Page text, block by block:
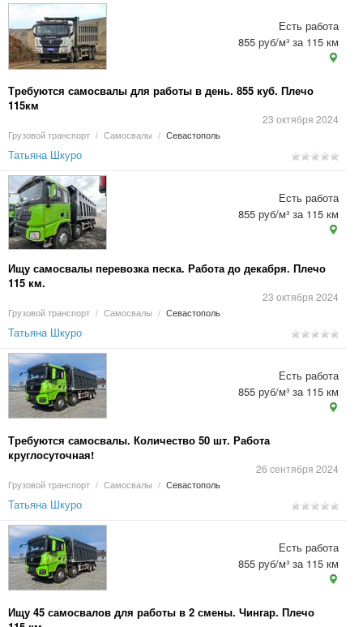
Требуются самосвалы для работы в день. 855 куб. Плечо
115км
23 октября 2024
Грузовой транспорт / Самосвалы / Севастополь
Есть работа
855 руб/м³ за 115 км
Татьяна Шкуро
Ищу самосвалы перевозка песка. Работа до декабря. Плечо
115 км.
23 октября 2024
Грузовой транспорт / Самосвалы / Севастополь
Есть работа
855 руб/м³ за 115 км
Татьяна Шкуро
Требуются самосвалы. Количество 50 шт. Работа
круглосуточная!
26 сентября 2024
Грузовой транспорт / Самосвалы / Севастополь
Есть работа
855 руб/м³ за 115 км
Татьяна Шкуро
Ищу 45 самосвалов для работы в 2 смены. Чингар. Плечо
Есть работа
855 руб/м³ за 115 км